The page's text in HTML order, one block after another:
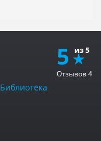
5
Отзывов4
Библиотека